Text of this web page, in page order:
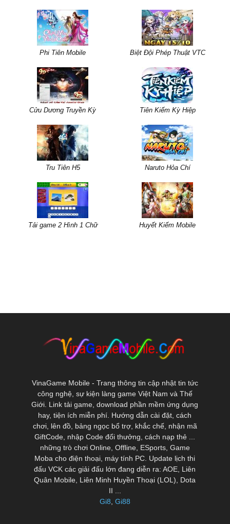
Phi Tiên Mobile Biệt Đội Phép Thuật VTC
Cửu Dương Truyền Kỳ Tiên Kiếm Kỳ Hiệp
Tru Tiên H5 Naruto Hỏa Chí
Tải game 2 Hình 1 Chữ Huyết Kiếm Mobile
VinaGame Mobile - Trang thông tin cập nhật tin tức
công nghệ, sự kiện làng game Việt Nam và Thế
Giới. Link tải game, download phần mềm ứng dụng
hay, tiện ích miễn phí. Hướng dẫn cài đặt, cách
chơi, lên đồ, bảng ngọc bổ trợ, khắc chế, nhận mã
GiftCode, nhập Code đổi thưởng, cách nạp thẻ ...
những trò chơi Online, Offline, ESports, Game
Moba cho điện thoại, máy tính PC. Update lịch thi
đấu VCK các giải đấu lớn đang diễn ra: AOE, Liên
Quân Mobile, Liên Minh Huyền Thoại (LOL), Dota
II ...
Gi8, Gi88